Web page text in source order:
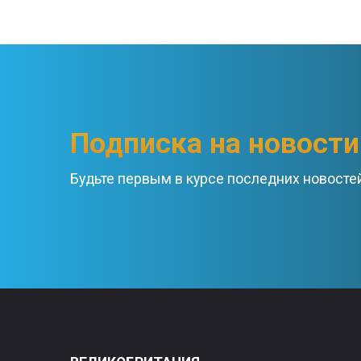
Подписка на новости
Будьте первым в курсе последних